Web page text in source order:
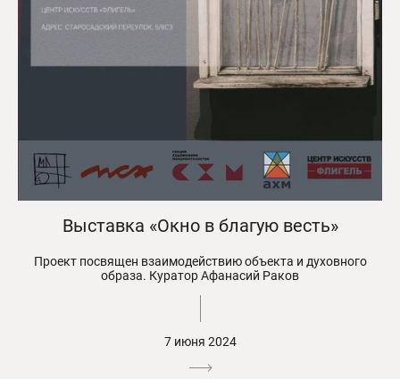
Выставка «Окно в благую весть»
Проект посвящен взаимодействию объекта и духовного
образа. Куратор Афанасий Раков
7 июня 2024